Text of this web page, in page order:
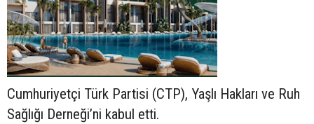
Cumhuriyetçi Türk Partisi (CTP), Yaşlı Hakları ve Ruh
Sağlığı Derneği’ni kabul etti.